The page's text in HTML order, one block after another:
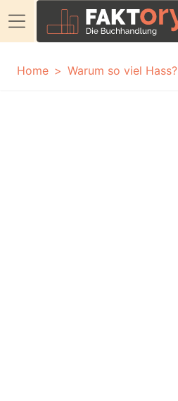
Home
Warum so viel Hass?